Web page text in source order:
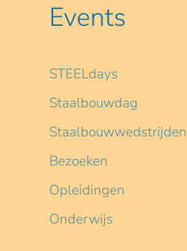
Events
STEELdays
Staalbouwdag
Staalbouwwedstrijden
Bezoeken
Opleidingen
Onderwijs